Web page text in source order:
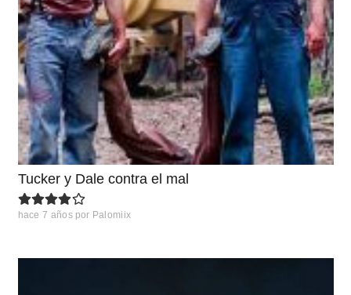
Tucker y Dale contra el mal
hace 7 años por Palomiix